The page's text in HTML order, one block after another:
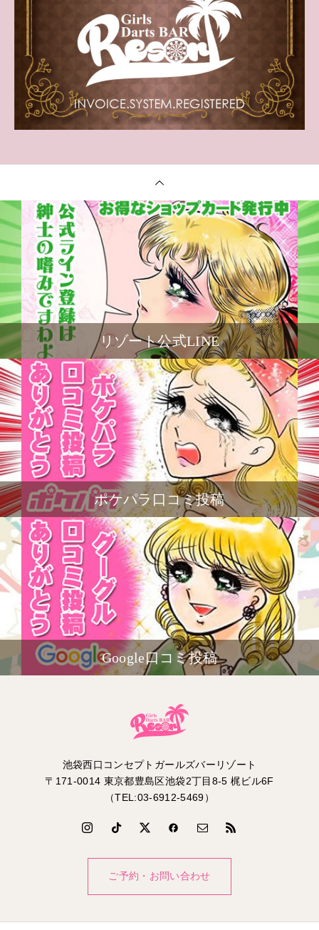
リゾート公式LINE
ポケパラ口コミ投稿
Google口コミ投稿
池袋西口コンセプトガールズバーリゾート
〒171-0014 東京都豊島区池袋2丁目8-5 梶ビル6F
（TEL:03-6912-5469）
ご予約・お問い合わせ